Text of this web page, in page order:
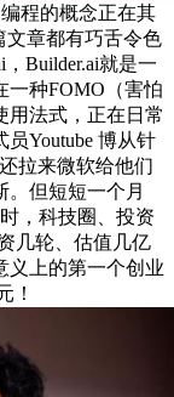
程的概念正在其
文章都有巧舌令色
Builder.ai就是一
一种FOMO（害怕
用法式，正在日常
Youtube 博从针
拉来微软给他们
。但短短一个月
，科技圈、投资
几轮、估值几亿
义上的第一个创业
！